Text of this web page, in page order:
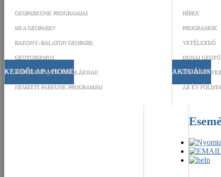
KEZDŐLAP | HOME
GEOPARKUNK PROGRAMJAI
MI A GEOPARK?
BAKONY–BALATON GEOPARK
GEOTURIZMUS
GEOPROGRAMOK ISKOLÁKNAK
NEMZETI PARKUNK PROGRAMJAI
AKTUÁLIS
HÍREK
PROGRAMOK
VETÉLKEDŐ
DUNAI
GEOTÚRA-
AZ ÉV